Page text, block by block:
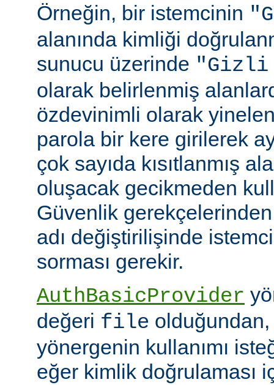
Örneğin, bir istemcinin
alanında kimliği
sunucu üzerinde "Gizli
olarak belirlenmiş
özdevinimli olarak
parola bir kere girilerek
çok sayıda kısıtlanmış
oluşacak gecikmeden
Güvenlik
adı değiştirilişinde
sorması gerekir.
AuthBasicProvider
değeri file
yönergenin kullanımı
eğer kimlik doğrulaması